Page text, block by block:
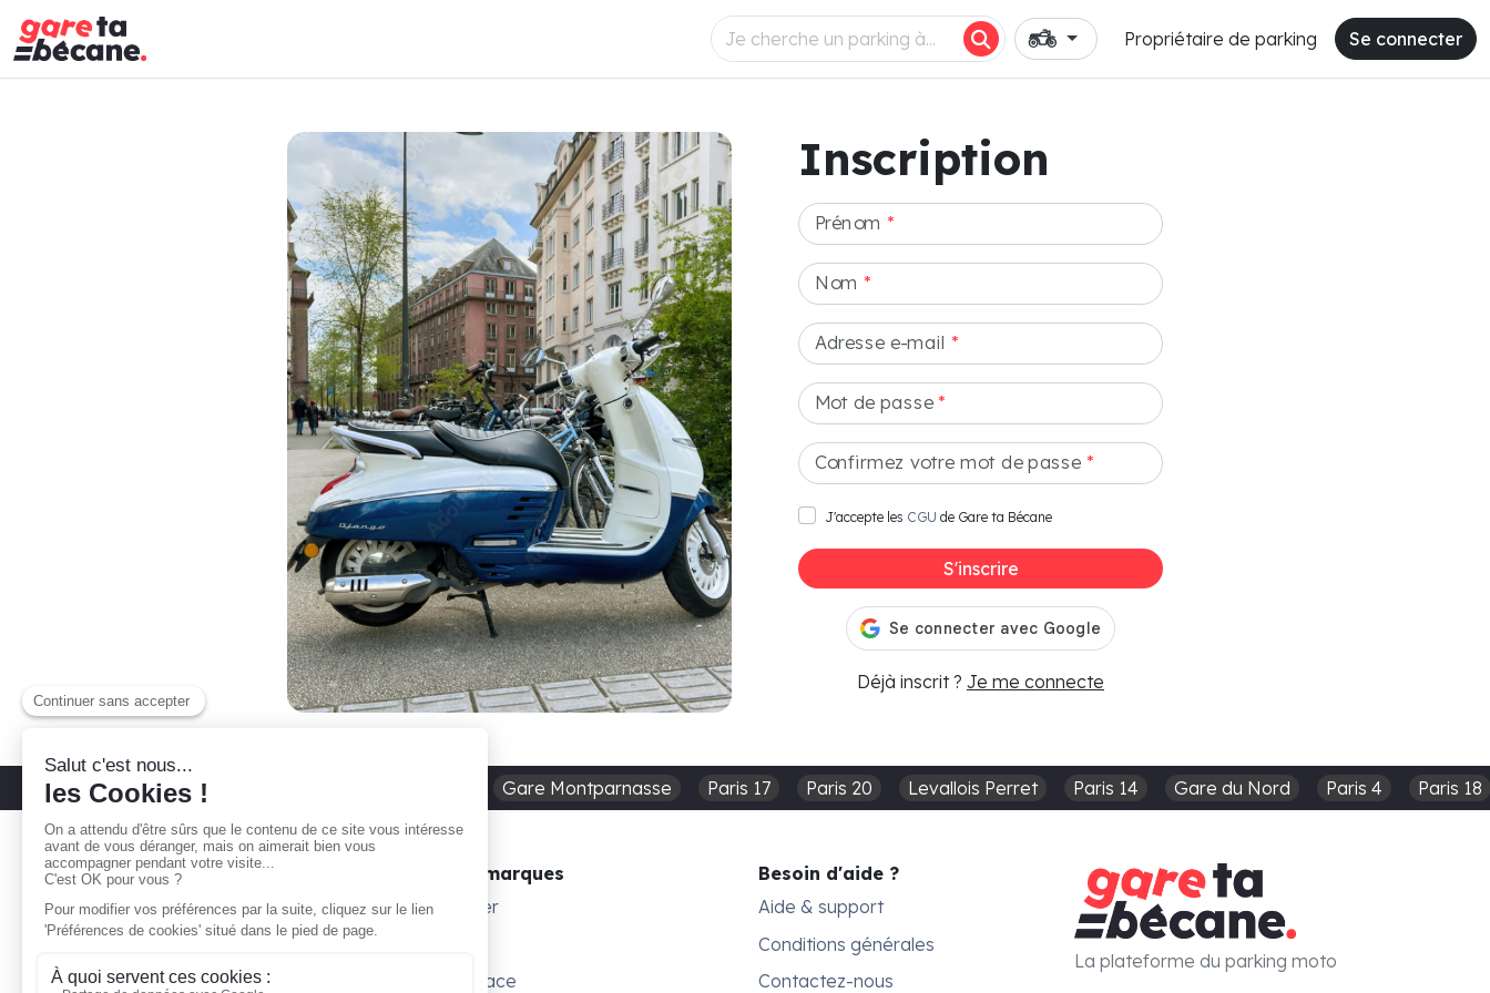
Propriétaire de parking Se connecter
Inscription
Prénom *
Nom *
Adresse e-mail *
Mot de passe*
Confirmez votre mot de passe *
J'accepte les CGU de Gare ta Bécane
S'inscrire
Déjà inscrit ? Je me connecte
Découvrez nos parkings moto Gare Montparnasse Paris 17 Paris 20 Levallois Perret Paris 14 Gare du Nord Paris 4 Paris 18
Gare ta Bécane
À propos
Comment ça marche ?
Je suis propriétaire
Nos marques
Subter
Surplace
Besoin d'aide ?
Aide & support
Conditions générales
Contactez-nous
La plateforme du parking moto